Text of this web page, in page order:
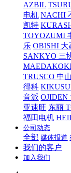
AZBIL
电机 NACHI
凯特
TOYOZUMI
乐 OBISHI 大
SANKYO 三
TRUSCO 中山
得科
音派 OJIDEN
亚速旺 东丽
福田电机
公司动态
全部 媒体报道
我们的客户
加入我们